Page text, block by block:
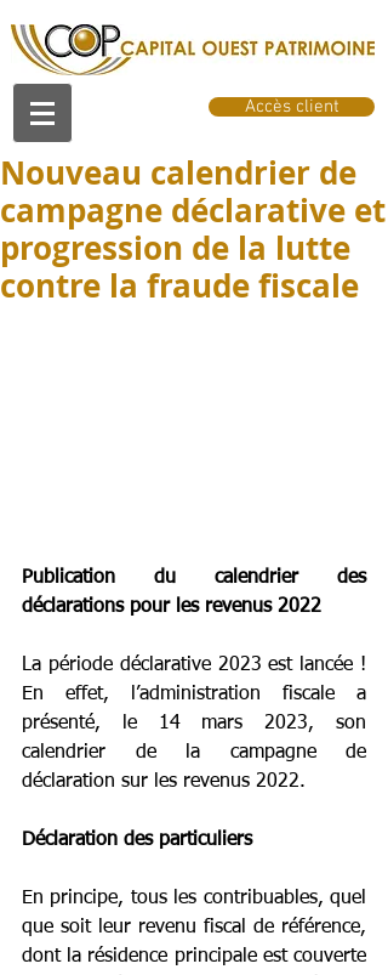
Accès client
Nouveau calendrier de
campagne déclarative et
progression de la lutte
contre la fraude fiscale
Publication du calendrier des
déclarations pour les revenus 2022
La période déclarative 2023 est lancée !
En effet, l’administration fiscale a
présenté, le 14 mars 2023, son
calendrier de la campagne de
déclaration sur les revenus 2022.
Déclaration des particuliers
En principe, tous les contribuables, quel
que soit leur revenu fiscal de référence,
dont la résidence principale est couverte